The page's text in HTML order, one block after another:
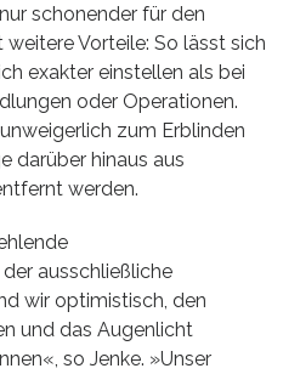
schonender für den
Vorteile: So lässt sich
exakter einstellen als bei
oder Operationen.
zum Erblinden
darüber hinaus aus
werden.
ausschließliche
wir optimistisch, den
und das Augenlicht
so Jenke. »Unser